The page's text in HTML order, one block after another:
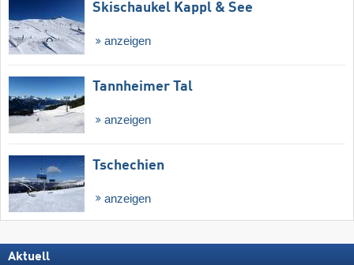
Skischaukel Kappl & See
anzeigen
Tannheimer Tal
anzeigen
Tschechien
anzeigen
Aktuell